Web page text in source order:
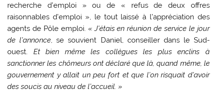
recherche d’emploi » ou de « refus de deux offres
raisonnables d’emploi », le tout laissé à l’appréciation des
agents de Pôle emploi. « J’étais en réunion de service le jour
de l’annonce, se souvient Daniel, conseiller dans le Sud-
ouest. Et bien même les collègues les plus enclins à
sanctionner les chômeurs ont déclaré que là, quand même, le
gouvernement y allait un peu fort et que l’on risquait d’avoir
des soucis au niveau de l’accueil. »